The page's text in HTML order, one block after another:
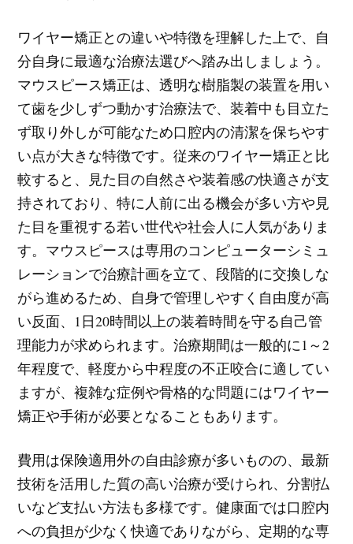
ワイヤー矯正との違いや特徴を理解した上で、自
分自身に最適な治療法選びへ踏み出しましょう。
マウスピース矯正は、透明な樹脂製の装置を用い
て歯を少しずつ動かす治療法で、装着中も目立た
ず取り外しが可能なため口腔内の清潔を保ちやす
い点が大きな特徴です。従来のワイヤー矯正と比
較すると、見た目の自然さや装着感の快適さが支
持されており、特に人前に出る機会が多い方や見
た目を重視する若い世代や社会人に人気がありま
す。マウスピースは専用のコンピューターシミュ
レーションで治療計画を立て、段階的に交換しな
がら進めるため、自身で管理しやすく自由度が高
い反面、1日20時間以上の装着時間を守る自己管
理能力が求められます。治療期間は一般的に1～2
年程度で、軽度から中程度の不正咬合に適してい
ますが、複雑な症例や骨格的な問題にはワイヤー
矯正や手術が必要となることもあります。
費用は保険適用外の自由診療が多いものの、最新
技術を活用した質の高い治療が受けられ、分割払
いなど支払い方法も多様です。健康面では口腔内
への負担が少なく快適でありながら、定期的な専